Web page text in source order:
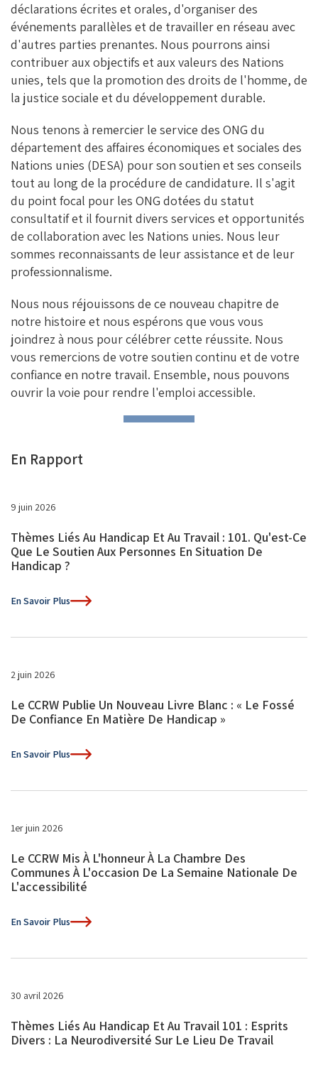
déclarations écrites et orales, d'organiser des
événements parallèles et de travailler en réseau avec
d'autres parties prenantes. Nous pourrons ainsi
contribuer aux objectifs et aux valeurs des Nations
unies, tels que la promotion des droits de l'homme, de
la justice sociale et du développement durable.
Nous tenons à remercier le service des ONG du
département des affaires économiques et sociales des
Nations unies (DESA) pour son soutien et ses conseils
tout au long de la procédure de candidature. Il s'agit
du point focal pour les ONG dotées du statut
consultatif et il fournit divers services et opportunités
de collaboration avec les Nations unies. Nous leur
sommes reconnaissants de leur assistance et de leur
professionnalisme.
Nous nous réjouissons de ce nouveau chapitre de
notre histoire et nous espérons que vous vous
joindrez à nous pour célébrer cette réussite. Nous
vous remercions de votre soutien continu et de votre
confiance en notre travail. Ensemble, nous pouvons
ouvrir la voie pour rendre l'emploi accessible.
En Rapport
9 juin 2026
Thèmes Liés Au Handicap Et Au Travail : 101. Qu'est-Ce
Que Le Soutien Aux Personnes En Situation De
Handicap ?
En Savoir Plus
2 juin 2026
Le CCRW Publie Un Nouveau Livre Blanc : « Le Fossé
De Confiance En Matière De Handicap »
En Savoir Plus
1er juin 2026
Le CCRW Mis À L'honneur À La Chambre Des
Communes À L'occasion De La Semaine Nationale De
L'accessibilité
En Savoir Plus
30 avril 2026
Thèmes Liés Au Handicap Et Au Travail 101 : Esprits
Divers : La Neurodiversité Sur Le Lieu De Travail